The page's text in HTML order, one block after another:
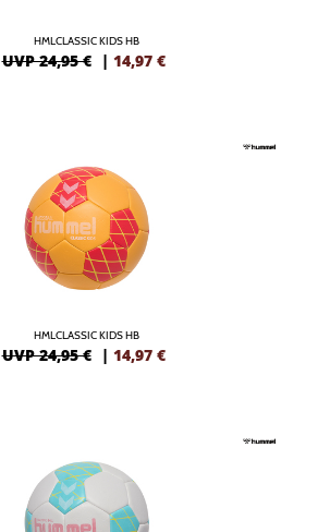
HMLCLASSIC KIDS HB
UVP 24,95 € | 14,97 €
HMLCLASSIC KIDS HB
UVP 24,95 € | 14,97 €